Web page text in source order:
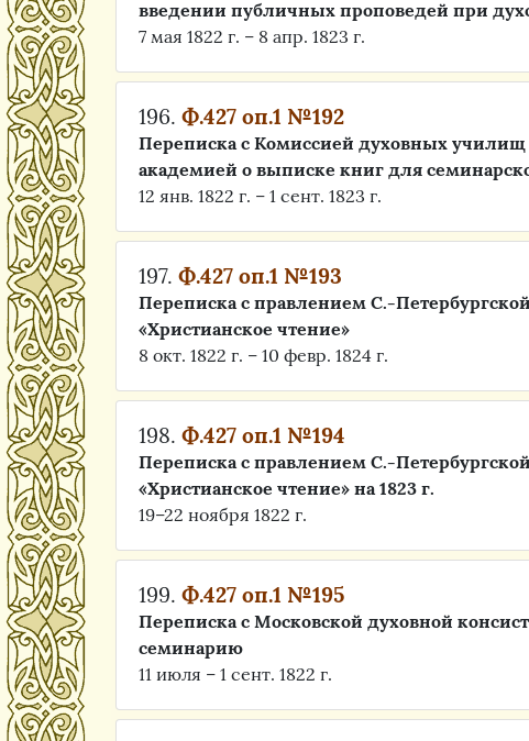
введении публичных проповедей при
7 мая 1822 г. – 8 апр. 1823 г.
196. Ф.427 оп.1 №192
Переписка с Комиссией духовных
академией о выписке книг для
12 янв. 1822 г. – 1 сент. 1823 г.
197. Ф.427 оп.1 №193
Переписка с правлением С.-
«Христианское чтение»
8 окт. 1822 г. – 10 февр. 1824 г.
198. Ф.427 оп.1 №194
Переписка с правлением С.-
«Христианское чтение» на 1823 г.
19–22 ноября 1822 г.
199. Ф.427 оп.1 №195
Переписка с Московской духовной
семинарию
11 июля – 1 сент. 1822 г.